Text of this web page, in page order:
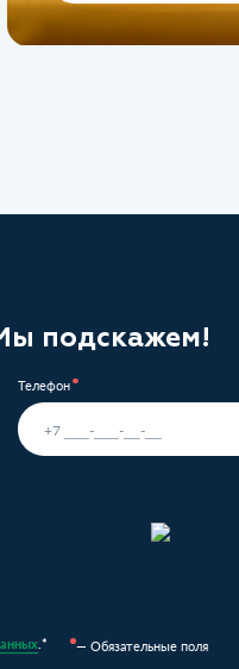
подскажем!
Телефон
.* — Обязательные поля